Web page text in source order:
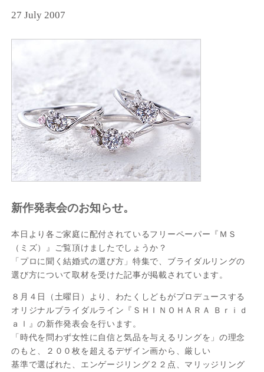
27 July 2007
新作発表会のお知らせ。
本日より各ご家庭に配付されているフリーペーパー『ＭＳ
（ミズ）』ご覧頂けましたでしょうか？
「プロに聞く結婚式の選び方」特集で、ブライダルリングの
選び方について取材を受けた記事が掲載されています。
８月４日（土曜日）より、わたくしどもがプロデュースする
オリジナルブライダルライン『ＳＨＩＮＯＨＡＲＡ Ｂｒｉｄ
ａｌ』の新作発表会を行います。
「時代を問わず女性に自信と気品を与えるリングを」の理念
のもと、２００枚を超えるデザイン画から、厳しい
基準で選ばれた、エンゲージリング２２点、マリッジリング